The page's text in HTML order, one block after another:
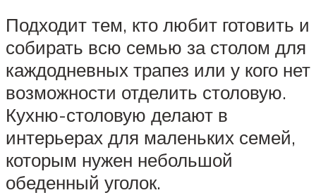
Подходит тем, кто любит готовить и
собирать всю семью за столом для
каждодневных трапез или у кого нет
возможности отделить столовую.
Кухню-столовую делают в
интерьерах для маленьких семей,
которым нужен небольшой
обеденный уголок.